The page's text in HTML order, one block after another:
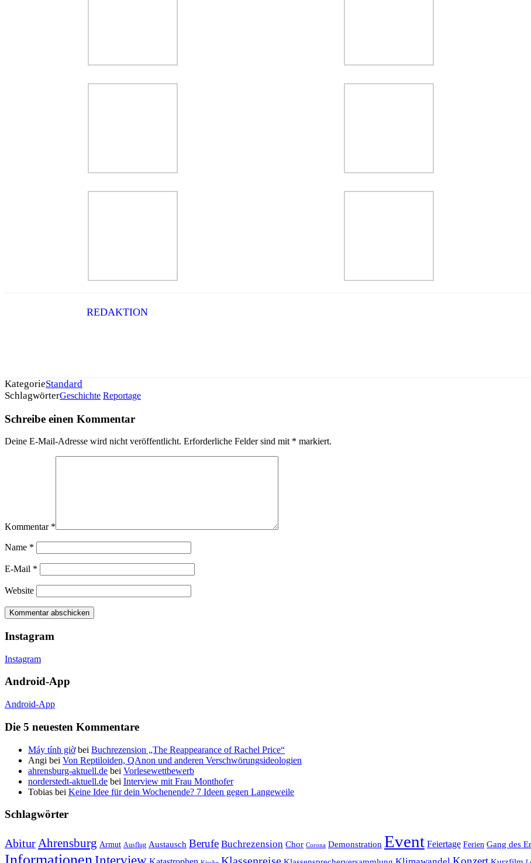
REDAKTION
KategorieStandard
SchlagwörterGeschichte Reportage
Schreibe einen Kommentar
Deine E-Mail-Adresse wird nicht veröffentlicht. Erforderliche Felder sind mit * markiert.
Kommentar *
Name *
E-Mail *
Website
Instagram
Instagram
Android-App
Android-App
Die 5 neuesten Kommentare
Máy tính giờbei Buchrezension „The Reappearance of Rachel Price“
Angi bei Von Reptiloiden, QAnon und anderen Verschwörungsideologien
ahrensburg-aktuell.de bei Vorlesewettbewerb
norderstedt-aktuell.de bei Interview mit Frau Monthofer
Tobias bei Keine Idee für dein Wochenende? 7 Ideen gegen Langeweile
Schlagwörter
AbiturAhrensburg Armut Ausflug Austausch Berufe Buchrezension Chor Corona Demonstration Event Feiertage Ferien Gang des